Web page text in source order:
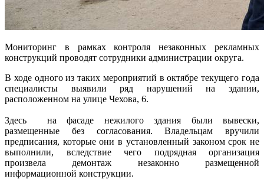
Мониторинг в рамках контроля незаконных рекламных
конструкций проводят сотрудники администрации округа.
В ходе одного из таких мероприятий в октябре текущего года
специалисты выявили ряд нарушений на здании,
расположенном на улице Чехова, 6.
Здесь на фасаде нежилого здания были вывески,
размещенные без согласования. Владельцам вручили
предписания, которые они в установленный законом срок не
выполнили, вследствие чего подрядная организация
произвела демонтаж незаконно размещенной
информационной конструкции.